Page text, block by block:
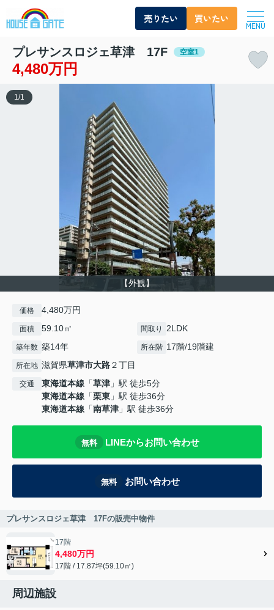
売りたい 買いたい
MENU
プレサンスロジェ草津 17F 空室1
4,480万円
【外観】
1 /1
価格 4,480万円
面積 59.10㎡ 間取り 2LDK
築年数 築14年 所在階 17階/19階建
所在地 滋賀県草津市大路２丁目
交通 東海道本線 「草津 」駅 徒歩5分
東海道本線 「栗東 」駅 徒歩36分
東海道本線 「南草津 」駅 徒歩36分
無料 LINEからお問い合わせ
無料 お問い合わせ
プレサンスロジェ草津 17Fの販売中物件
17階
4,480万円
17階 / 17.87坪(59.10㎡)
周辺施設